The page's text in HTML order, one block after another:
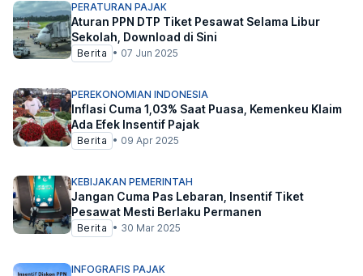
PERATURAN PAJAK
Aturan PPN DTP Tiket Pesawat Selama Libur
Sekolah, Download di Sini
Berita • 07 Jun 2025
PEREKONOMIAN INDONESIA
Inflasi Cuma 1,03% Saat Puasa, Kemenkeu Klaim
Ada Efek Insentif Pajak
Berita • 09 Apr 2025
KEBIJAKAN PEMERINTAH
Jangan Cuma Pas Lebaran, Insentif Tiket
Pesawat Mesti Berlaku Permanen
Berita • 30 Mar 2025
INFOGRAFIS PAJAK